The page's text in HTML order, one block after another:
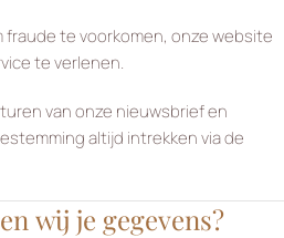
fraude te voorkomen, onze website
te verlenen.
van onze nieuwsbrief en
altijd intrekken via de
wij je gegevens?